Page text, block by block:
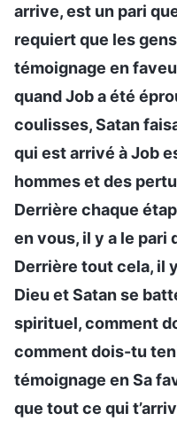
arrive, est un pari
requiert que les
témoignage en
quand Job a été
coulisses, Satan
qui est arrivé à Job
hommes et des
Derrière chaque
en vous, il y a le pari
Derrière tout cela, il
Dieu et Satan se
spirituel, comment
comment dois-tu
témoignage en Sa
que tout ce qui